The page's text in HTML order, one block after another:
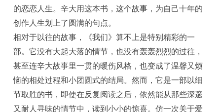
的恋恋人生。辛大用这本书，这个故事，为自己十年的
创作人生划上了圆满的句点。
相对于以往的故事，《我们》算不上是特别精彩的一
部。它没有大起大落的情节，也没有轰轰烈烈的过往，
甚至连辛大故事里一贯的暖伤风格，也变成了温馨又烦
恼的相处过程和小团圆式的结局。然而，它是一部以细
节取胜的书，即使在反复阅读之后，依然能从那些深邃
又耐人寻味的情节中，读到小小的惊喜。仿一次关于爱